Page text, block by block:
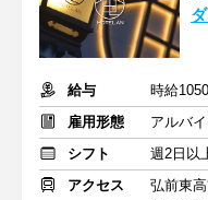
給与
時給
雇用形態
アルバ
シフト
週2日以
アクセス
弘前東